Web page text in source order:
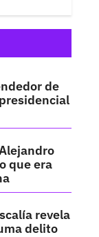
de
que era
revela
delito